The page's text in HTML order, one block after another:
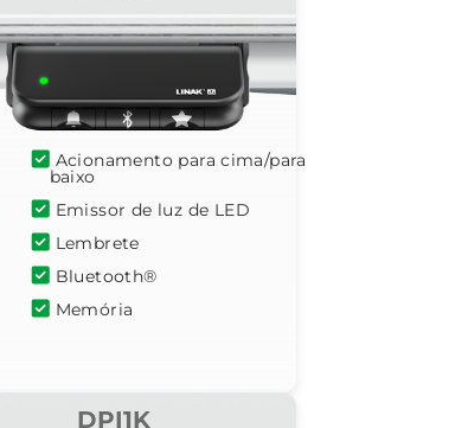
Acionamento para cima/para
baixo
Emissor de luz de LED
Lembrete
Bluetooth®
Memória
DPI1K